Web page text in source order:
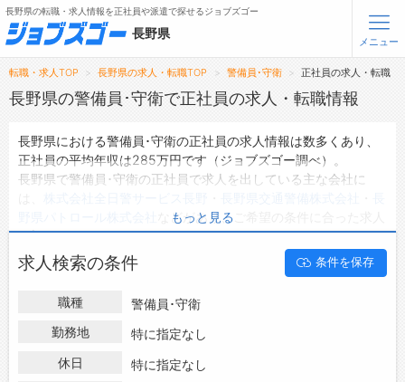
無料会員登録 ログイン
メニュー
トップ
タップで簡単に求人を探す
【初めての方へ】
長野県の求人検索で選ばれる理由
転職支援サービス
長野県の転職・求人情報を正社員や派遣で探せるジョブズゴー
長野県
メニュー
転職・求人TOP 長野県の求人・転職TOP 警備員･守衛 正社員の求人・転職
長野県の警備員･守衛で正社員の求人・転職情報
長野県における警備員･守衛の正社員の求人情報は数多くあり、
正社員の平均年収は285万円です（ジョブズゴー調べ）。
長野県で警備員･守衛の正社員で求人を出している主な会社に
などがあり、ご希望の条件に合った求人
を探すことできます。
長野県の地域密着型の求人サイトであるジョブズゴーでは長野県
の正社員として働ける警備員･守衛の求人情報を115件取り扱って
います。
ハローワークにはない求人も多数扱っており、転職だけでなく、
第二新卒から50代・60代以上の方の再就職も可能です。 長野県
ひ興味のある職種に応募してみてくださいね。
もっと見る
求人検索の条件 条件を保存
職種
警備員･守衛
勤務地
特に指定なし
休日
特に指定なし